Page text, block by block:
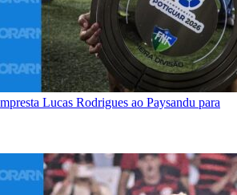
Lucas Rodrigues ao Paysandu para